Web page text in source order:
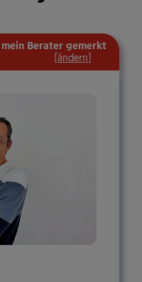
Berater gemerkt
[ändern